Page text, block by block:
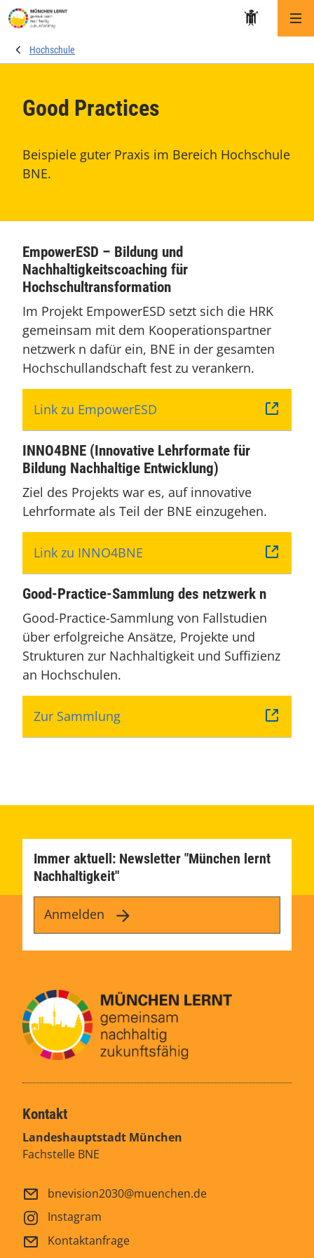
Hochschule
Good Practices
Beispiele guter Praxis im Bereich Hochschule
BNE.
EmpowerESD – Bildung und
Nachhaltigkeitscoaching für
Hochschultransformation
Im Projekt EmpowerESD setzt sich die HRK
gemeinsam mit dem Kooperationspartner
netzwerk n dafür ein, BNE in der gesamten
Hochschullandschaft fest zu verankern.
Link zu EmpowerESD
INNO4BNE (Innovative Lehrformate für
Bildung Nachhaltige Entwicklung)
Ziel des Projekts war es, auf innovative
Lehrformate als Teil der BNE einzugehen.
Link zu INNO4BNE
Good-Practice-Sammlung des netzwerk n
Good-Practice-Sammlung von Fallstudien
über erfolgreiche Ansätze, Projekte und
Strukturen zur Nachhaltigkeit und Suffizienz
an Hochschulen.
Zur Sammlung
Immer aktuell: Newsletter "München lernt
Nachhaltigkeit"
Anmelden
Kontakt
Landeshauptstadt München
Fachstelle BNE
bnevision2030@muenchen.de
Instagram
Kontaktanfrage